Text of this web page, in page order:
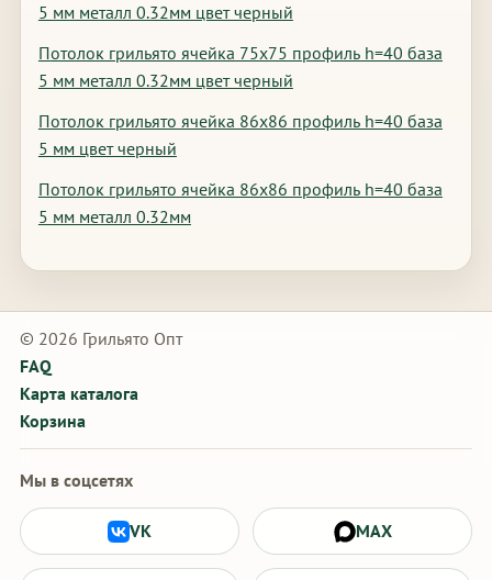
5 мм металл 0.32мм цвет черный
Потолок грильято ячейка 75х75 профиль h=40 база
5 мм металл 0.32мм цвет черный
Потолок грильято ячейка 86х86 профиль h=40 база
5 мм цвет черный
Потолок грильято ячейка 86х86 профиль h=40 база
5 мм металл 0.32мм
© 2026 Грильято Опт
FAQ
Карта каталога
Корзина
Мы в соцсетях
VK MAX